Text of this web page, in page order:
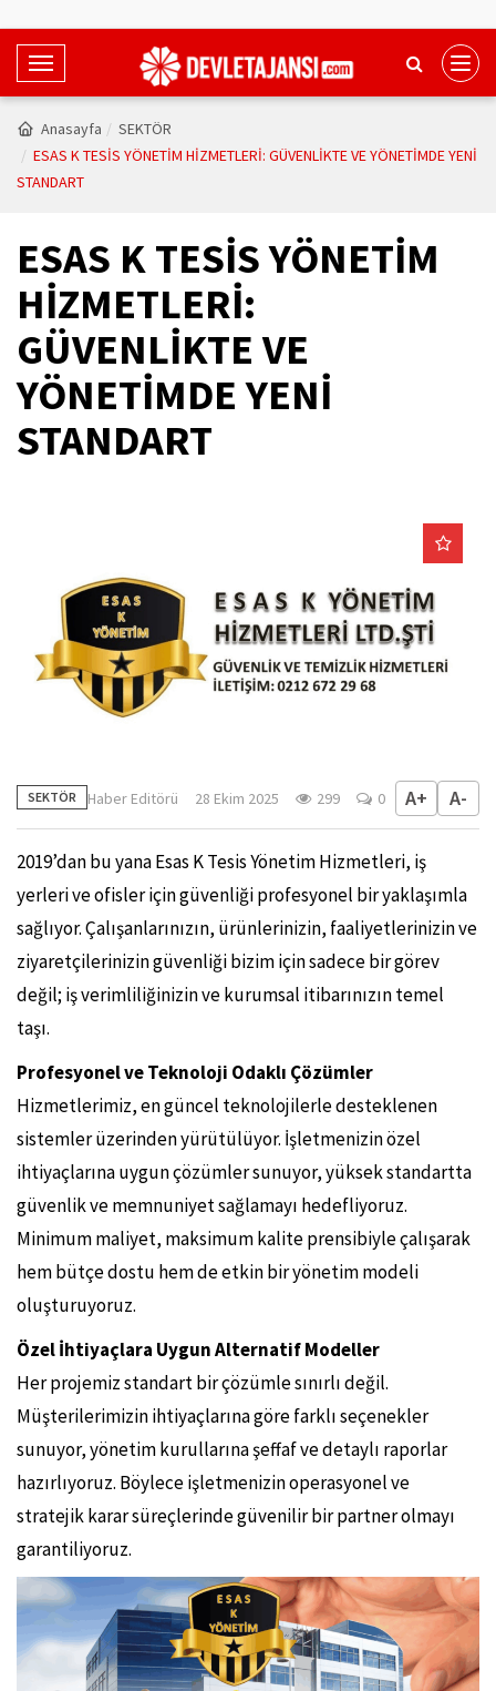
T
o
g
g
l
a
g
a
t
o
Anasayfa
SEKTÖR
ESAS K TESİS YÖNETİM HİZMETLERİ: GÜVENLİKTE VE YÖNETİMDE YENİ
STANDART
ESAS K TESİS YÖNETİM
HİZMETLERİ:
GÜVENLİKTE VE
YÖNETİMDE YENİ
STANDART
SEKTÖR Haber Editörü 28 Ekim 2025 299 0 A+ A-
2019’dan bu yana Esas K Tesis Yönetim Hizmetleri, iş
yerleri ve ofisler için güvenliği profesyonel bir yaklaşımla
sağlıyor. Çalışanlarınızın, ürünlerinizin, faaliyetlerinizin ve
ziyaretçilerinizin güvenliği bizim için sadece bir görev
değil; iş verimliliğinizin ve kurumsal itibarınızın temel
taşı.
Profesyonel ve Teknoloji Odaklı Çözümler
Hizmetlerimiz, en güncel teknolojilerle desteklenen
sistemler üzerinden yürütülüyor. İşletmenizin özel
ihtiyaçlarına uygun çözümler sunuyor, yüksek standartta
güvenlik ve memnuniyet sağlamayı hedefliyoruz.
Minimum maliyet, maksimum kalite prensibiyle çalışarak
hem bütçe dostu hem de etkin bir yönetim modeli
oluşturuyoruz.
Özel İhtiyaçlara Uygun Alternatif Modeller
Her projemiz standart bir çözümle sınırlı değil.
Müşterilerimizin ihtiyaçlarına göre farklı seçenekler
sunuyor, yönetim kurullarına şeffaf ve detaylı raporlar
hazırlıyoruz. Böylece işletmenizin operasyonel ve
stratejik karar süreçlerinde güvenilir bir partner olmayı
garantiliyoruz.